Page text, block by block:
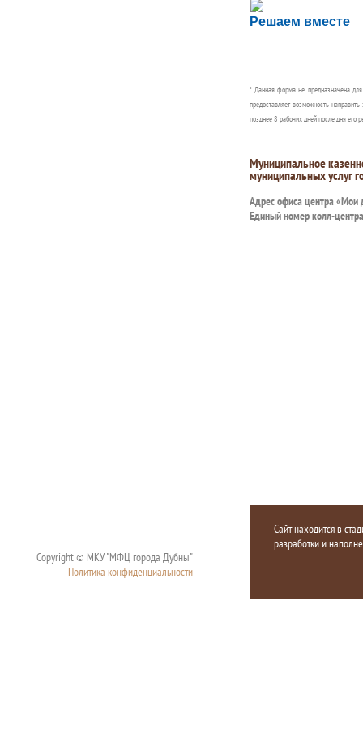
Решаем вместе
Сложности с
Сообщите об этом
* Данная форма не предназначена
предоставляет возможность
позднее 8 рабочих дней после дня его
Муниципальное
муниципальных услуг
Адрес офиса центра «Мои
Единый номер колл-
Copyright © МКУ "МФЦ города Дубны"
Политика конфиденциальности
Сайт находится в
разработки и